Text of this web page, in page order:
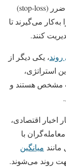
معامله‌گران معمولاً با استفاده از دستورات حد ضرر (stop-loss)
می‌گیرند تا
کنند.
، یکی دیگر از
استراتژی،
مشخص هستند و
اخبار اقتصادی،
با
میانگین
روند می‌شوند.